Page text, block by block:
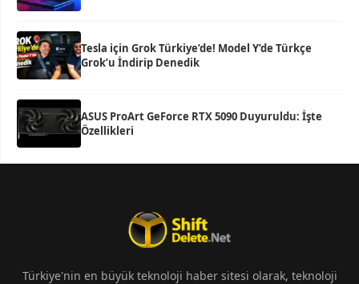
Tesla için Grok Türkiye’de! Model Y’de Türkçe
Grok’u İndirip Denedik
ASUS ProArt GeForce RTX 5090 Duyuruldu: İşte
Özellikleri
Türkiye'nin en büyük teknoloji haber sitesi olarak, teknoloji